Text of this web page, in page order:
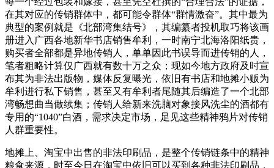
在其对应的传销群体中，都可能令群体“群情激奋”。其中最为
典型的案例就是《北部湾集结号》，其编纂者投机取巧将该画
册进入广西各地新华书店销售牟利，一时南宁北海洛阳纸贵，
购买者全部都是异地传销人，单单因此书误导而进传销的人，
笔者粗略计算仅广西就有数十万之众；现如今地方政府及时宣
布其为非法出版物，媒体反复曝光，依旧有书店和地摊小贩为
牟利进行私下销售，甚至又有牟利者尾随其后编造了一个北部
湾畅想曲当做续集；传销人给新来洗脑对象接风洗尘的酒都有
专用的“1040”白酒，需求决定市场，足见这些精神鸦片对传销
人群重要性。
地摊上、淘宝中出售的非法印刷品，是整个传销链条中的精神
粮食来源，时至今日在淘宝中依旧可以买到各种非法印刷品，